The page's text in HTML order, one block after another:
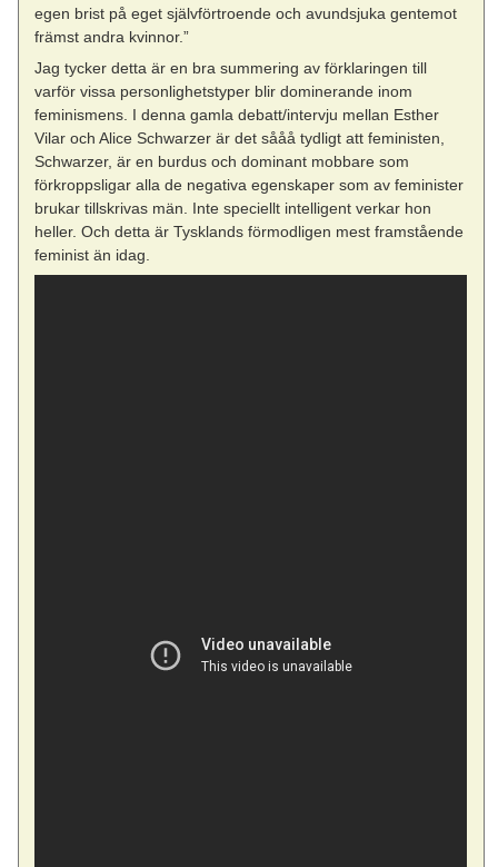
egen brist på eget självförtroende och avundsjuka gentemot
främst andra kvinnor.”
Jag tycker detta är en bra summering av förklaringen till
varför vissa personlighetstyper blir dominerande inom
feminismens. I denna gamla debatt/intervju mellan Esther
Vilar och Alice Schwarzer är det sååå tydligt att feministen,
Schwarzer, är en burdus och dominant mobbare som
förkroppsligar alla de negativa egenskaper som av feminister
brukar tillskrivas män. Inte speciellt intelligent verkar hon
heller. Och detta är Tysklands förmodligen mest framstående
feminist än idag.